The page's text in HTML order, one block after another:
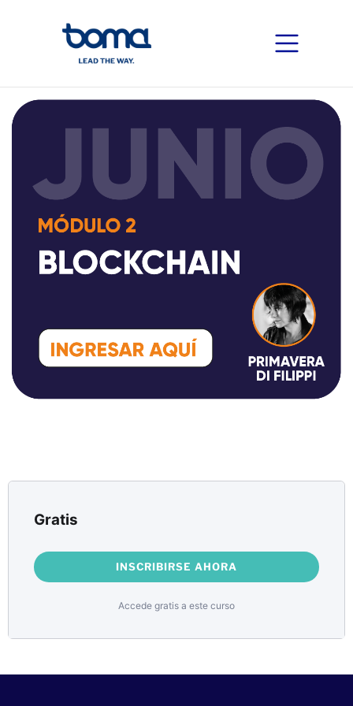
Gratis
INSCRIBIRSE AHORA
Accede gratis a este curso